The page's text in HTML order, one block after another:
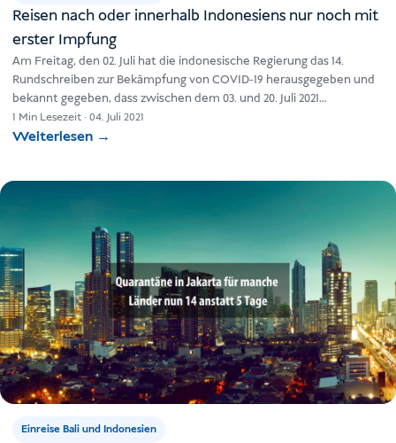
Reisen nach oder innerhalb Indonesiens nur noch mit
erster Impfung
Am Freitag, den 02. Juli hat die indonesische Regierung das 14.
Rundschreiben zur Bekämpfung von COVID-19 herausgegeben und
bekannt gegeben, dass zwischen dem 03. und 20. Juli 2021…
1 Min Lesezeit ·04. Juli 2021
Weiterlesen →
Einreise Bali und Indonesien